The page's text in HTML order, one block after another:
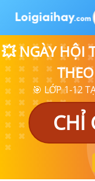
💥 NGÀY HỘI
🎯 LỚP 1-12
CHỈ